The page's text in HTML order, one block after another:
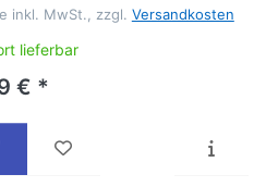
inkl. MwSt., zzgl. Versandkosten
lieferbar
€ *